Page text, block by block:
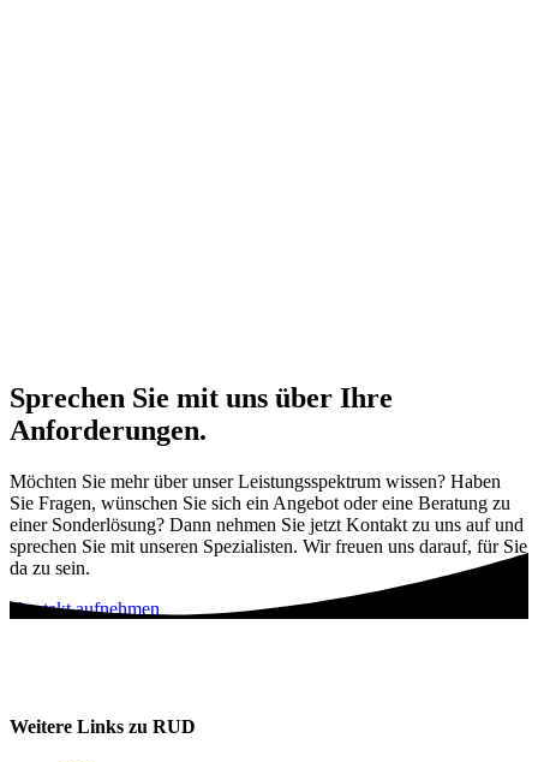
Sprechen Sie mit uns über Ihre
Anforderungen.
Möchten Sie mehr über unser Leistungsspektrum wissen? Haben
Sie Fragen, wünschen Sie sich ein Angebot oder eine Beratung zu
einer Sonderlösung? Dann nehmen Sie jetzt Kontakt zu uns auf und
sprechen Sie mit unseren Spezialisten. Wir freuen uns darauf, für Sie
da zu sein.
Kontakt aufnehmen
Weitere Links zu RUD